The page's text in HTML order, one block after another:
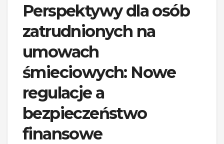
Perspektywy dla osób
zatrudnionych na
umowach
śmieciowych: Nowe
regulacje a
bezpieczeństwo
finansowe